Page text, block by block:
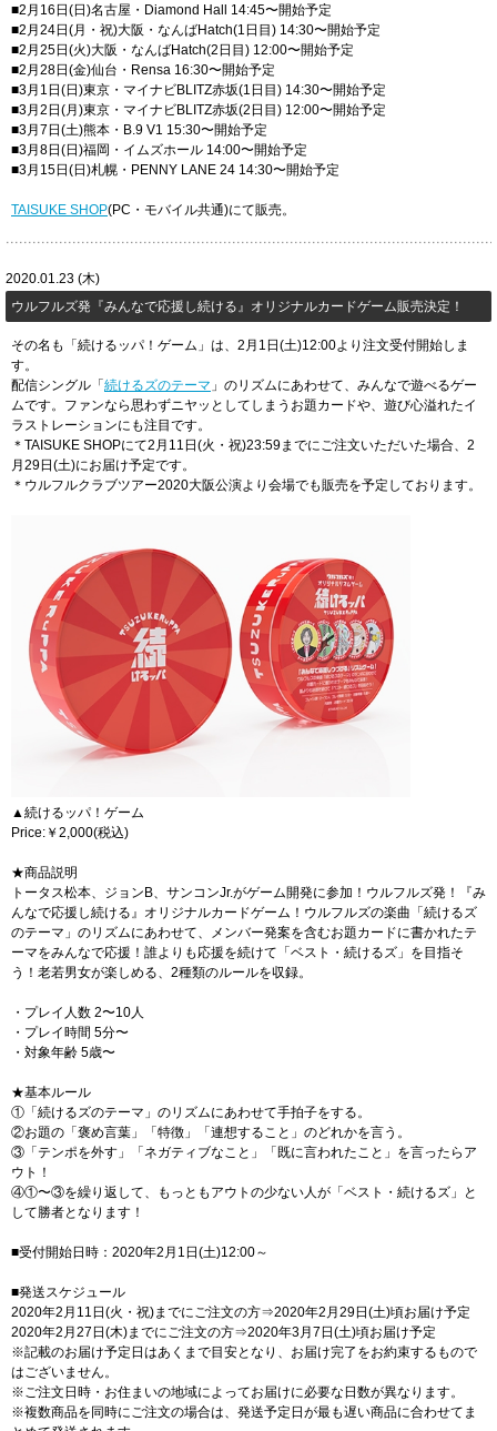
■2月16日(日)名古屋・Diamond Hall 14:45〜開始予定
■2月24日(月・祝)大阪・なんばHatch(1日目) 14:30〜開始予定
■2月25日(火)大阪・なんばHatch(2日目) 12:00〜開始予定
■2月28日(金)仙台・Rensa 16:30〜開始予定
■3月1日(日)東京・マイナビBLITZ赤坂(1日目) 14:30〜開始予定
■3月2日(月)東京・マイナビBLITZ赤坂(2日目) 12:00〜開始予定
■3月7日(土)熊本・B.9 V1 15:30〜開始予定
■3月8日(日)福岡・イムズホール 14:00〜開始予定
■3月15日(日)札幌・PENNY LANE 24 14:30〜開始予定
TAISUKE SHOP(PC・モバイル共通)にて販売。
2020.01.23 (木)
ウルフルズ発『みんなで応援し続ける』オリジナルカードゲーム販売決定！
その名も「続けるッパ！ゲーム」は、2月1日(土)12:00より注文受付開始しま
す。
配信シングル「続けるズのテーマ 」のリズムにあわせて、みんなで遊べるゲー
ムです。ファンなら思わずニヤッとしてしまうお題カードや、遊び心溢れたイ
ラストレーションにも注目です。
＊TAISUKE SHOPにて2月11日(火・祝)23:59までにご注文いただいた場合、2
月29日(土)にお届け予定です。
＊ウルフルクラブツアー2020大阪公演より会場でも販売を予定しております。
▲続けるッパ！ゲーム
Price:￥2,000(税込)
★商品説明
トータス松本、ジョンB、サンコンJr.がゲーム開発に参加！ウルフルズ発！『み
んなで応援し続ける』オリジナルカードゲーム！ウルフルズの楽曲「続けるズ
のテーマ」のリズムにあわせて、メンバー発案を含むお題カードに書かれたテ
ーマをみんなで応援！誰よりも応援を続けて「ベスト・続けるズ」を目指そ
う！老若男女が楽しめる、2種類のルールを収録。
・プレイ人数 2〜10人
・プレイ時間 5分〜
・対象年齢 5歳〜
★基本ルール
①「続けるズのテーマ」のリズムにあわせて手拍子をする。
②お題の「褒め言葉」「特徴」「連想すること」のどれかを言う。
③「テンポを外す」「ネガティブなこと」「既に言われたこと」を言ったらア
ウト！
④①〜③を繰り返して、もっともアウトの少ない人が「ベスト・続けるズ」と
して勝者となります！
■受付開始日時：2020年2月1日(土)12:00～
■発送スケジュール
2020年2月11日(火・祝)までにご注文の方⇒2020年2月29日(土)頃お届け予定
2020年2月27日(木)までにご注文の方⇒2020年3月7日(土)頃お届け予定
※記載のお届け予定日はあくまで目安となり、お届け完了をお約束するもので
はございません。
※ご注文日時・お住まいの地域によってお届けに必要な日数が異なります。
※複数商品を同時にご注文の場合は、発送予定日が最も遅い商品に合わせてま